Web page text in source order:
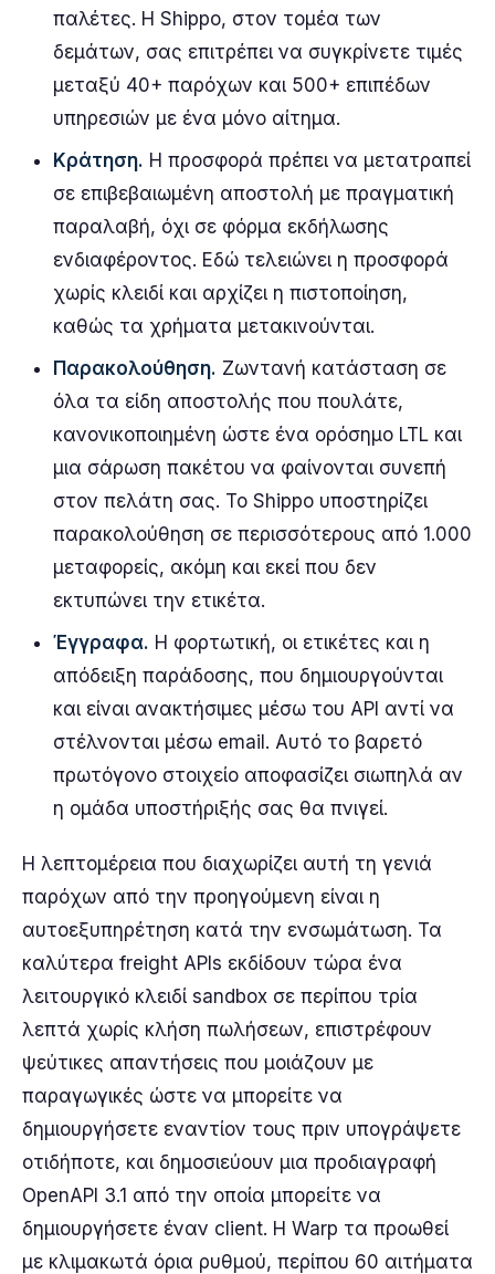
παλέτες. Η Shippo, στον τομέα των
δεμάτων, σας επιτρέπει να συγκρίνετε τιμές
μεταξύ 40+ παρόχων και 500+ επιπέδων
υπηρεσιών με ένα μόνο αίτημα.
Κράτηση. Η προσφορά πρέπει να μετατραπεί
σε επιβεβαιωμένη αποστολή με πραγματική
παραλαβή, όχι σε φόρμα εκδήλωσης
ενδιαφέροντος. Εδώ τελειώνει η προσφορά
χωρίς κλειδί και αρχίζει η πιστοποίηση,
καθώς τα χρήματα μετακινούνται.
Παρακολούθηση. Ζωντανή κατάσταση σε
όλα τα είδη αποστολής που πουλάτε,
κανονικοποιημένη ώστε ένα ορόσημο LTL και
μια σάρωση πακέτου να φαίνονται συνεπή
στον πελάτη σας. Το Shippo υποστηρίζει
παρακολούθηση σε περισσότερους από 1.000
μεταφορείς, ακόμη και εκεί που δεν
εκτυπώνει την ετικέτα.
Έγγραφα. Η φορτωτική, οι ετικέτες και η
απόδειξη παράδοσης, που δημιουργούνται
και είναι ανακτήσιμες μέσω του API αντί να
στέλνονται μέσω email. Αυτό το βαρετό
πρωτόγονο στοιχείο αποφασίζει σιωπηλά αν
η ομάδα υποστήριξής σας θα πνιγεί.
Η λεπτομέρεια που διαχωρίζει αυτή τη γενιά
παρόχων από την προηγούμενη είναι η
αυτοεξυπηρέτηση κατά την ενσωμάτωση. Τα
καλύτερα freight APIs εκδίδουν τώρα ένα
λειτουργικό κλειδί sandbox σε περίπου τρία
λεπτά χωρίς κλήση πωλήσεων, επιστρέφουν
ψεύτικες απαντήσεις που μοιάζουν με
παραγωγικές ώστε να μπορείτε να
δημιουργήσετε εναντίον τους πριν υπογράψετε
οτιδήποτε, και δημοσιεύουν μια προδιαγραφή
OpenAPI 3.1 από την οποία μπορείτε να
δημιουργήσετε έναν client. Η Warp τα προωθεί
με κλιμακωτά όρια ρυθμού, περίπου 60 αιτήματα